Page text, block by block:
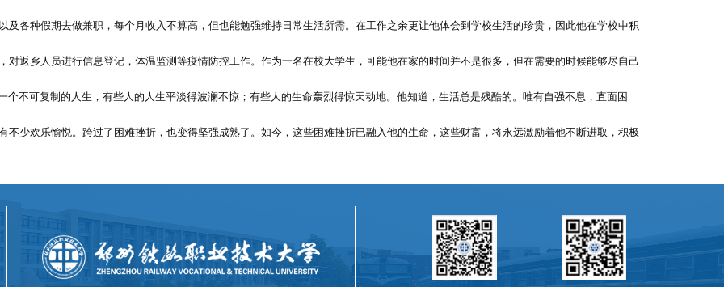
及各种假期去做兼职，每个月收入不算高，但也能勉强维持日常生活所需。在工作之余更让他体会到学校生活的珍贵，因此他在学校中积
对返乡人员进行信息登记，体温监测等疫情防控工作。作为一名在校大学生，可能他在家的时间并不是很多，但在需要的时候能够尽自己
个不可复制的人生，有些人的人生平淡得波澜不惊；有些人的生命轰烈得惊天动地。他知道，生活总是残酷的。唯有自强不息，直面困
不少欢乐愉悦。跨过了困难挫折，也变得坚强成熟了。如今，这些困难挫折已融入他的生命，这些财富，将永远激励着他不断进取，积极